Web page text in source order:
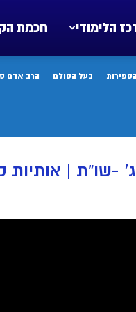
חכמת הלימודי
בעל הסולם הרב אדם
-שו”ת | אותיות